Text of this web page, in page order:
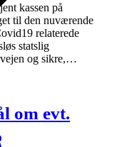
kassen på
til den nuværende
relaterede
statslig
vejen og sikre,…
om evt.